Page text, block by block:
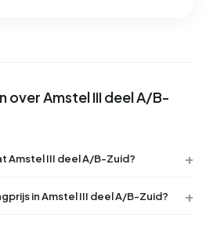
over Amstel III deel A/B-
Amstel III deel A/B-Zuid?
in Amstel III deel A/B-Zuid?